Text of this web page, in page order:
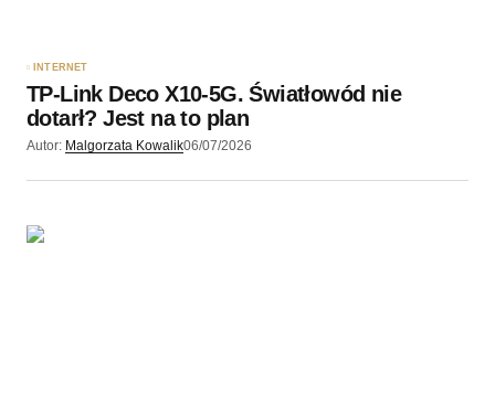
INTERNET
TP-Link Deco X10-5G. Światłowód nie
dotarł? Jest na to plan
Autor: Malgorzata Kowalik06/07/2026